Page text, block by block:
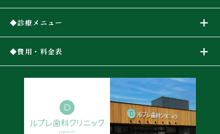
診療メニュー
費用・料金表